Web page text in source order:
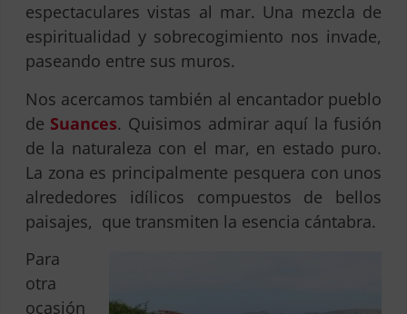
espectaculares vistas al mar. Una mezcla de
espiritualidad y sobrecogimiento nos invade,
paseando entre sus muros.
Nos acercamos también al encantador pueblo
de Suances. Quisimos admirar aquí la fusión
de la naturaleza con el mar, en estado puro.
La zona es principalmente pesquera con unos
alrededores idílicos compuestos de bellos
paisajes, que transmiten la esencia cántabra.
Para
otra
ocasión